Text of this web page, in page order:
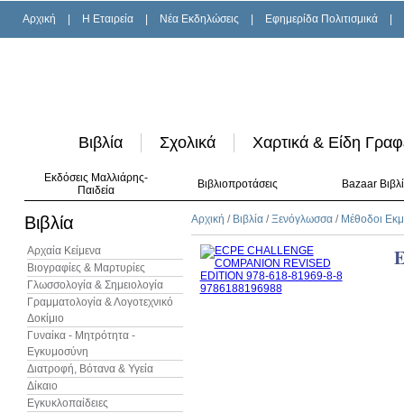
Αρχική H Εταιρεία Νέα Εκδηλώσεις Εφημερίδα Πολιτισμικά
Βιβλία Σχολικά Χαρτικά & Είδη
Εκδόσεις Μαλλιάρης-
Παιδεία
Βιβλιοπροτάσεις Bazaar
Βιβλία
Αρχαία Κείμενα
Βιογραφίες & Μαρτυρίες
Γλωσσολογία & Σημειολογία
Γραμματολογία & Λογοτεχνικό
Δοκίμιο
Γυναίκα - Μητρότητα -
Εγκυμοσύνη
Διατροφή, Βότανα & Υγεία
Δίκαιο
Εγκυκλοπαίδειες
Αρχική / Βιβλία /Ξενόγλωσσα / Μέθοδοι